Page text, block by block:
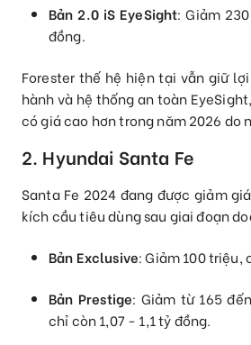
Bản 2.0 iS EyeSight: Giảm
đồng.
Forester thế hệ hiện tại vẫn giữ
hành và hệ thống an toàn
có giá cao hơn trong năm 2026 do
2. Hyundai Santa Fe
Santa Fe 2024 đang được giảm
kích cầu tiêu dùng sau giai đoạn
Bản Exclusive: Giảm 100 triệu,
Bản Prestige: Giảm từ 165
chỉ còn 1,07 - 1,1 tỷ đồng.